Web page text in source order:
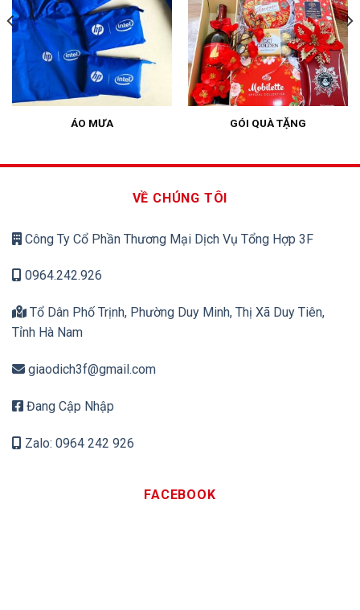
ÁO MƯA GÓI QUÀ TẶNG
VỀ CHÚNG TÔI
Công Ty Cổ Phần Thương Mại Dịch Vụ Tổng Hợp 3F
0964.242.926
Tổ Dân Phố Trịnh, Phường Duy Minh, Thị Xã Duy Tiên,
Tỉnh Hà Nam
giaodich3f@gmail.com
Đang Cập Nhập
Zalo: 0964 242 926
FACEBOOK